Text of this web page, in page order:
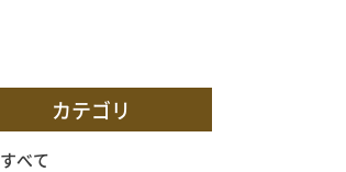
カテゴリ
すべて